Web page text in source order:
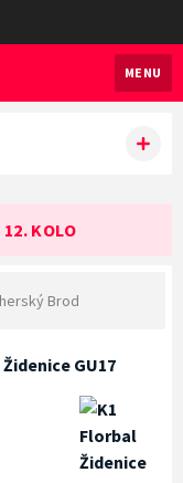
MENU
KOLO
Brod
GU17